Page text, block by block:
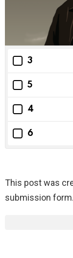
3
5
4
6
This post was
submission form.